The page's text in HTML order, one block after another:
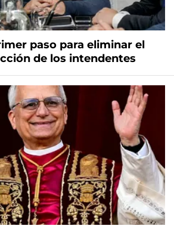
paso para eliminar el
de los intendentes